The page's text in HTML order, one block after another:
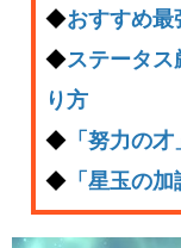
◆おすすめ最
◆ステータ
り方
◆ 「努力の
◆ 「星玉の